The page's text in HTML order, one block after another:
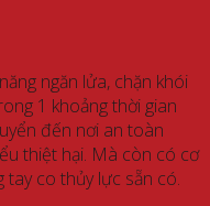
ngăn lửa, chặn khói
1 khoảng thời gian
đến nơi an toàn
thiệt hại. Mà còn có cơ
co thủy lực sẵn có.